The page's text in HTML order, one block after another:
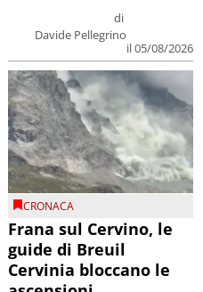
di
Davide Pellegrino
il 05/08/2026
CRONACA
Frana sul Cervino, le
guide di Breuil
Cervinia bloccano le